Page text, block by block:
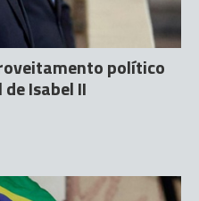
político
Isabel II